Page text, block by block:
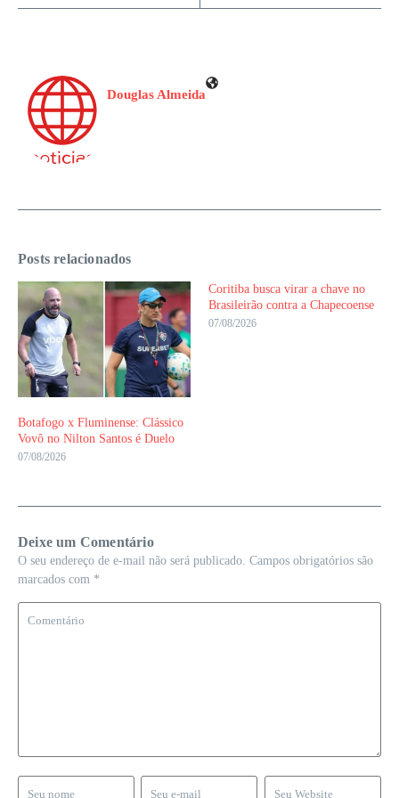
Douglas Almeida
Posts relacionados
Botafogo x Fluminense: Clássico
Vovô no Nilton Santos é Duelo
07/08/2026
Coritiba busca virar a chave no
Brasileirão contra a Chapecoense
07/08/2026
Deixe um Comentário
O seu endereço de e-mail não será publicado. Campos obrigatórios são
marcados com *